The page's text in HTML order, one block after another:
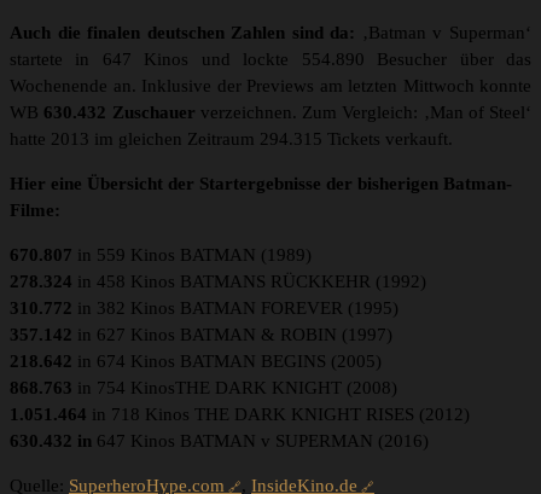
Auch die finalen deutschen Zahlen sind da:
‚Batman v Superman‘
startete in 647 Kinos und lockte 554.890 Besucher über das
Wochenende an. Inklusive der Previews am letzten Mittwoch konnte
WB 630.432 Zuschauer verzeichnen. Zum Vergleich: ‚Man of Steel‘
hatte 2013 im gleichen Zeitraum 294.315 Tickets verkauft.
Hier eine Übersicht der Startergebnisse der bisherigen Batman-
Filme:
670.807 in 559 Kinos BATMAN (1989)
278.324 in 458 Kinos BATMANS RÜCKKEHR (1992)
310.772 in 382 Kinos BATMAN FOREVER (1995)
357.142 in 627 Kinos BATMAN & ROBIN (1997)
218.642 in 674 Kinos BATMAN BEGINS (2005)
868.763 in 754 KinosTHE DARK KNIGHT (2008)
1.051.464 in 718 Kinos THE DARK KNIGHT RISES (2012)
630.432 in 647 Kinos BATMAN v SUPERMAN (2016)
Quelle: SuperheroHype.com , InsideKino.de